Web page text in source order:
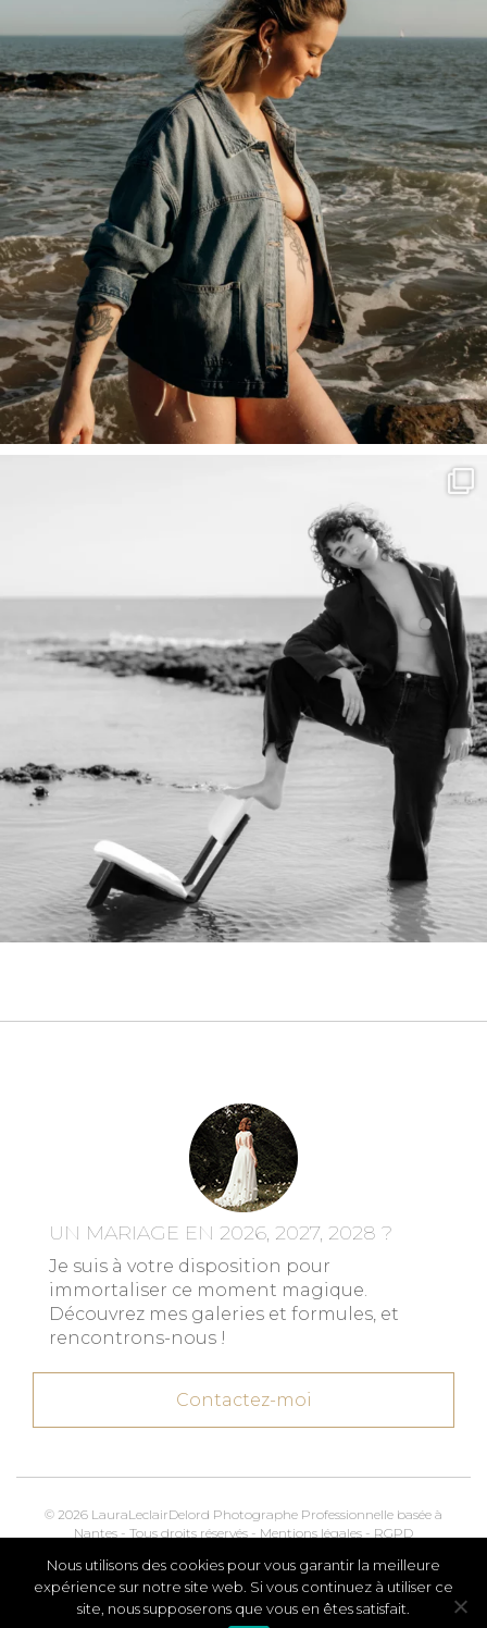
UN MARIAGE EN 2026, 2027, 2028 ?
Je suis à votre disposition pour
immortaliser ce moment magique.
Découvrez mes galeries et formules, et
rencontrons-nous !
Contactez-moi
© 2026 LauraLeclairDelord Photographe Professionnelle basée à
Nantes - Tous droits réservés - Mentions légales - RGPD
Kroox.ioMarketing, Creative & Digital
Nous utilisons des cookies pour vous garantir la meilleure
expérience sur notre site web. Si vous continuez à utiliser ce
site, nous supposerons que vous en êtes satisfait.